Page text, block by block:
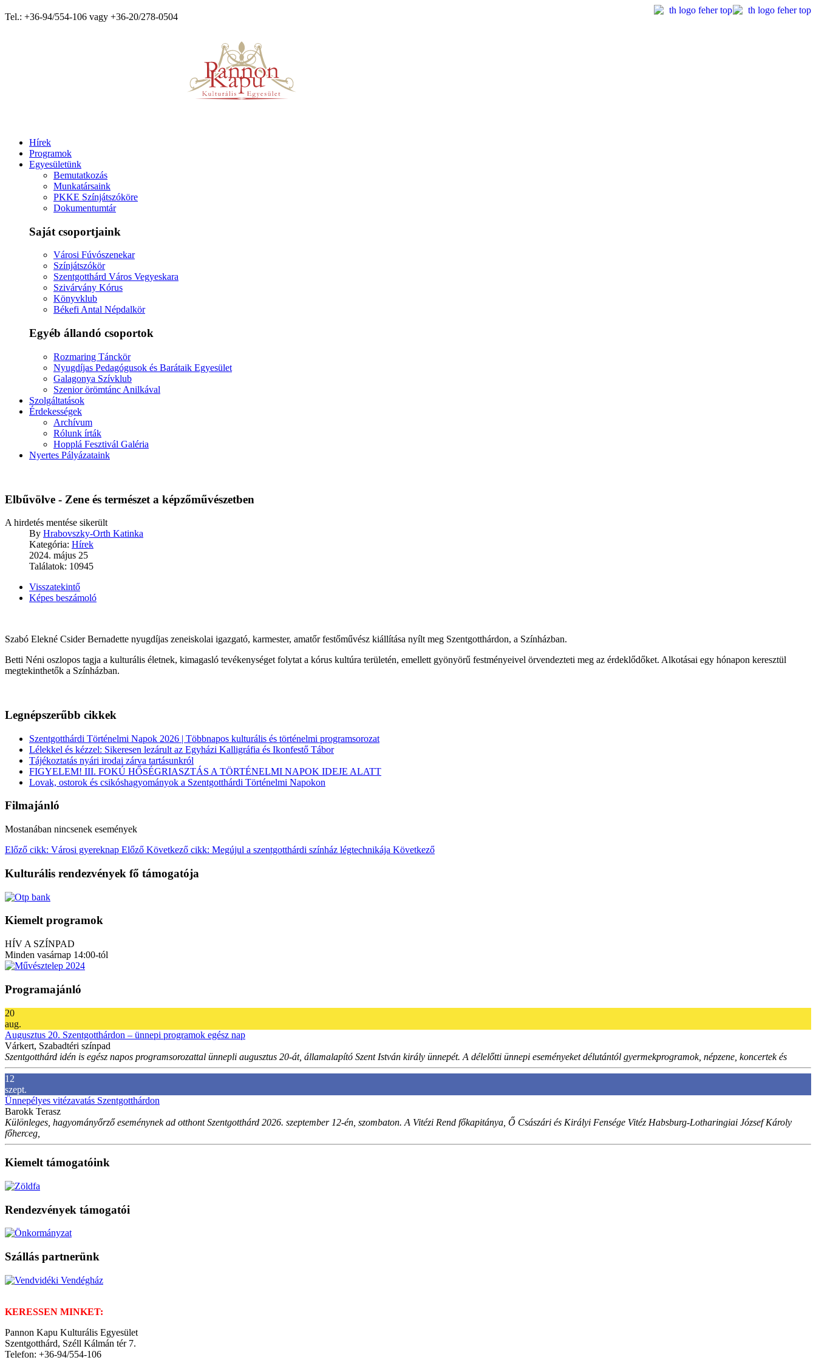
Tel.: +36-94/554-106 vagy +36-20/278-0504
Hírek
Programok
Egyesületünk
Bemutatkozás
Munkatársaink
PKKE Színjátszóköre
Dokumentumtár
Saját csoportjaink
Városi Fúvószenekar
Színjátszókör
Szentgotthárd Város Vegyeskara
Szivárvány Kórus
Könyvklub
Békefi Antal Népdalkör
Egyéb állandó csoportok
Rozmaring Tánckör
Nyugdíjas Pedagógusok és Barátaik Egyesület
Galagonya Szívklub
Szenior örömtánc Anilkával
Szolgáltatások
Érdekességek
Archívum
Rólunk írták
Hopplá Fesztivál Galéria
Nyertes Pályázataink
Elbűvölve - Zene és természet a képzőművészetben
A hirdetés mentése sikerült
By Hrabovszky-Orth Katinka
Kategória: Hírek
2024. május 25
Találatok: 10945
Visszatekintő
Képes beszámoló
Szabó Elekné Csider Bernadette nyugdíjas zeneiskolai igazgató, karmester, amatőr festőművész kiállítása nyílt meg Szentgotthárdon, a Színházban.
Betti Néni oszlopos tagja a kulturális életnek, kimagasló tevékenységet folytat a kórus kultúra területén, emellett gyönyörű festményeivel örvendezteti meg az érdeklődőket. Alkotásai egy hónapon keresztül
megtekinthetők a Színházban.
Legnépszerűbb cikkek
Szentgotthárdi Történelmi Napok 2026 | Többnapos kulturális és történelmi programsorozat
Lélekkel és kézzel: Sikeresen lezárult az Egyházi Kalligráfia és Ikonfestő Tábor
Tájékoztatás nyári irodai zárva tartásunkról
FIGYELEM! III. FOKÚ HŐSÉGRIASZTÁS A TÖRTÉNELMI NAPOK IDEJE ALATT
Lovak, ostorok és csikóshagyományok a Szentgotthárdi Történelmi Napokon
Filmajánló
Mostanában nincsenek események
Előző cikk: Városi gyereknap Előző Következő cikk: Megújul a szentgotthárdi színház légtechnikája Következő
Kulturális rendezvények fő támogatója
Kiemelt programok
HÍV A SZÍNPAD
Minden vasárnap 14:00-tól
Programajánló
20
aug.
Augusztus 20. Szentgotthárdon – ünnepi programok egész nap
Várkert, Szabadtéri színpad
Szentgotthárd idén is egész napos programsorozattal ünnepli augusztus 20-át, államalapító Szent István király ünnepét. A délelőtti ünnepi eseményeket délutántól gyermekprogramok, népzene, koncertek és
12
szept.
Ünnepélyes vitézavatás Szentgotthárdon
Barokk Terasz
Különleges, hagyományőrző eseménynek ad otthont Szentgotthárd 2026. szeptember 12-én, szombaton. A Vitézi Rend főkapitánya, Ő Császári és Királyi Fensége Vitéz Habsburg-Lotharingiai József Károly
főherceg,
Kiemelt támogatóink
Rendezvények támogatói
Szállás partnerünk
KERESSEN MINKET:
Pannon Kapu Kulturális Egyesület
Szentgotthárd, Széll Kálmán tér 7.
Telefon: +36-94/554-106